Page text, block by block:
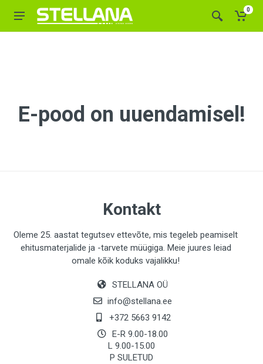
0
E-pood on uuendamisel!
Kontakt
Oleme 25. aastat tegutsev ettevõte, mis tegeleb peamiselt
ehitusmaterjalide ja -tarvete müügiga. Meie juures leiad
omale kõik koduks vajalikku!
STELLANA OÜ
info@stellana.ee
+372 5663 9142
E-R 9.00-18.00
L 9.00-15.00
P SULETUD